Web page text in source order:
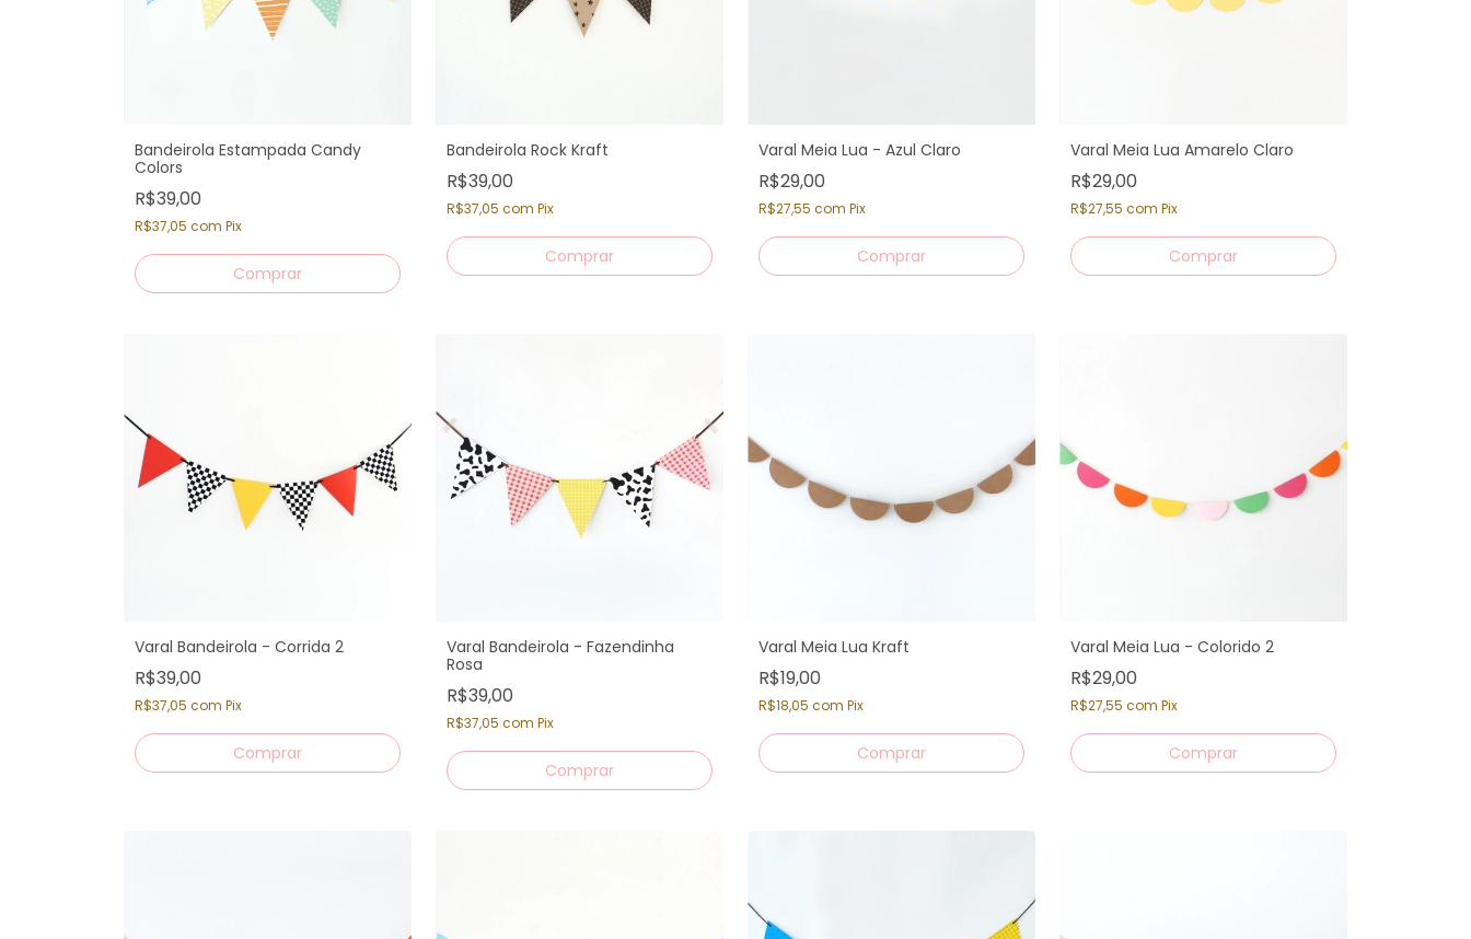
Bandeirola Estampada Candy
Colors
R$39,00
R$37,05 com Pix
Bandeirola Rock Kraft
R$39,00
R$37,05 com Pix
Varal Meia Lua - Azul Claro
R$29,00
R$27,55 com Pix
Varal Meia Lua Amarelo Claro
R$29,00
R$27,55 com Pix
Varal Bandeirola - Corrida 2
R$39,00
R$37,05 com Pix
Varal Bandeirola - Fazendinha
Rosa
R$39,00
R$37,05 com Pix
Varal Meia Lua Kraft
R$19,00
R$18,05 com Pix
Varal Meia Lua - Colorido 2
R$29,00
R$27,55 com Pix